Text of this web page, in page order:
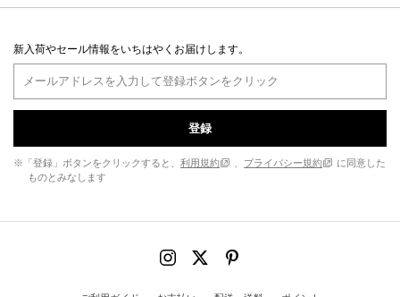
新入荷やセール情報をいちはやくお届けします。
登録
※「登録」ボタンをクリックすると、 利用規約 、 プライバシー規約
に同意した
ものとみなします